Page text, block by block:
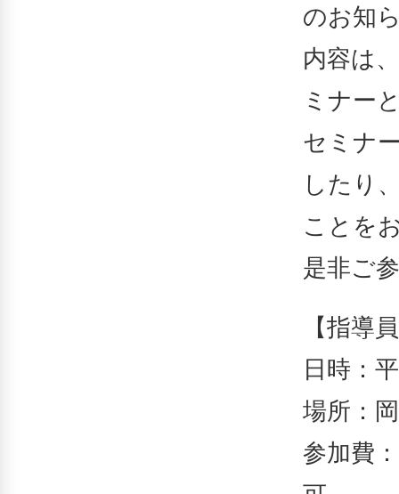
のお知
内容は
ミナー
セミナ
したり
ことを
是非ご
【指
日時：
場所：
参加費